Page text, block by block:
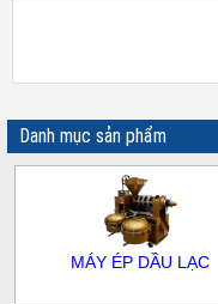
Danh mục sản phẩm
MÁY ÉP DẦU LẠC